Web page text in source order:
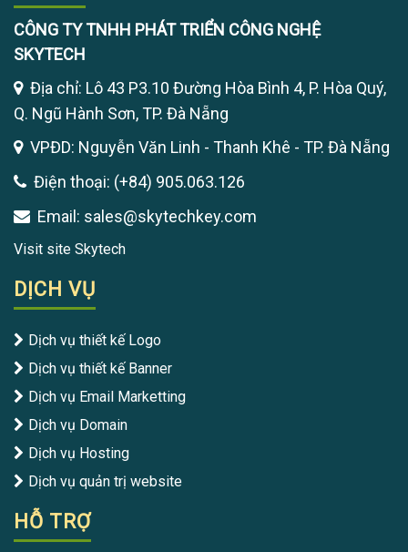
CÔNG TY TNHH PHÁT TRIỂN CÔNG NGHỆ
SKYTECH
Địa chỉ: Lô 43 P3.10 Đường Hòa Bình 4, P. Hòa Quý,
Q. Ngũ Hành Sơn, TP. Đà Nẵng
VPĐD: Nguyễn Văn Linh - Thanh Khê - TP. Đà Nẵng
Điện thoại: (+84) 905.063.126
Email: sales@skytechkey.com
Visit site Skytech
DỊCH VỤ
Dịch vụ thiết kế Logo
Dịch vụ thiết kế Banner
Dịch vụ Email Marketting
Dịch vụ Domain
Dịch vụ Hosting
Dịch vụ quản trị website
HỖ TRỢ